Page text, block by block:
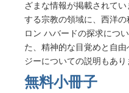
ざまな情報が掲載されて
する宗教の領域に、西洋の
ロン ハバードの探求につ
た、精神的な目覚めと自
ジーについての説明もあり
無料小冊子